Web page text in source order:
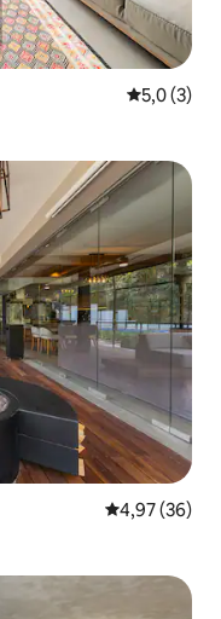
Просечна
5,0 (3)
Просечна
4,97 (36)